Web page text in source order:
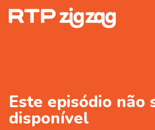
Este episódio não
disponível